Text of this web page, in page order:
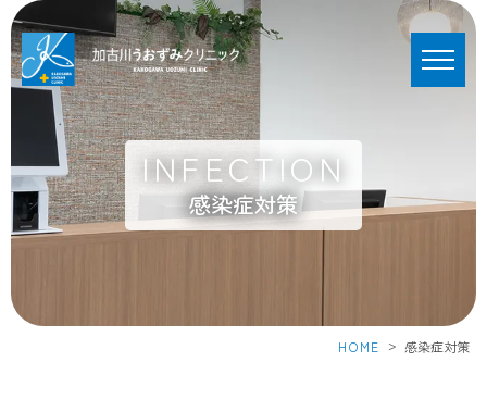
INFECTION
感染症対策
HOME > 感染症対策